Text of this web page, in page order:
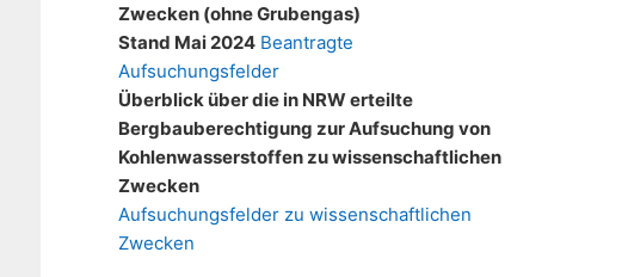
Zwecken (ohne Grubengas)
Stand Mai 2024 Beantragte
Aufsuchungsfelder
Überblick über die in NRW erteilte
Bergbauberechtigung zur Aufsuchung von
Kohlenwasserstoffen zu wissenschaftlichen
Zwecken
Aufsuchungsfelder zu wissenschaftlichen
Zwecken